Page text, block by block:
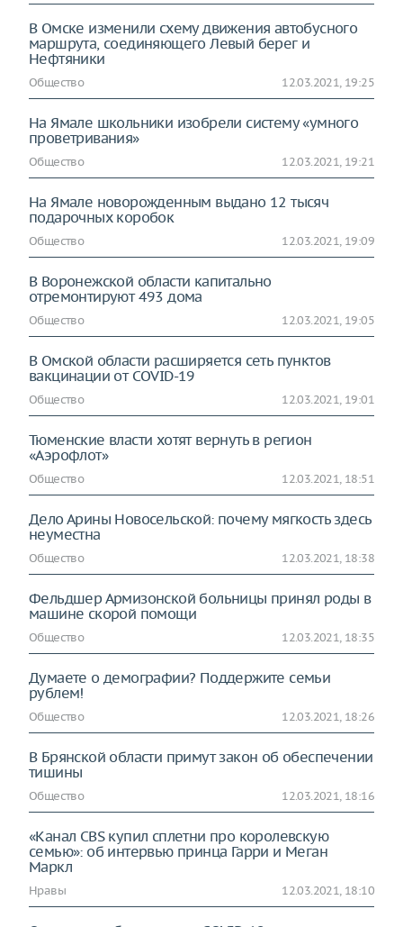
В Омске изменили схему движения автобусного
маршрута, соединяющего Левый берег и
Нефтяники
Общество 12.03.2021, 19:25
На Ямале школьники изобрели систему «умного
проветривания»
Общество 12.03.2021, 19:21
На Ямале новорожденным выдано 12 тысяч
подарочных коробок
Общество 12.03.2021, 19:09
В Воронежской области капитально
отремонтируют 493 дома
Общество 12.03.2021, 19:05
В Омской области расширяется сеть пунктов
вакцинации от COVID-19
Общество 12.03.2021, 19:01
Тюменские власти хотят вернуть в регион
«Аэрофлот»
Общество 12.03.2021, 18:51
Дело Арины Новосельской: почему мягкость здесь
неуместна
Общество 12.03.2021, 18:38
Фельдшер Армизонской больницы принял роды в
машине скорой помощи
Общество 12.03.2021, 18:35
Думаете о демографии? Поддержите семьи
рублем!
Общество 12.03.2021, 18:26
В Брянской области примут закон об обеспечении
тишины
Общество 12.03.2021, 18:16
«Канал CBS купил сплетни про королевскую
семью»: об интервью принца Гарри и Меган
Маркл
Нравы 12.03.2021, 18:10